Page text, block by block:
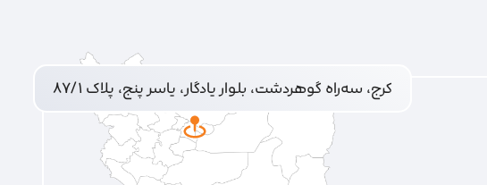
کرج، سه‌راه گوهردشت، بلوار یادگار، یاسر پنج، پلاک ۸۷/۱